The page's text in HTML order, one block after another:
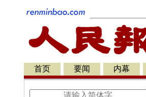
首页 要闻 内幕